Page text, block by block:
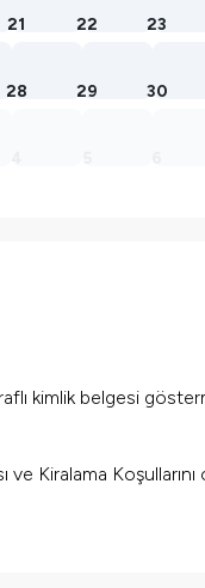
21 22 23
28 29 30
kimlik belgesi
ve Kiralama